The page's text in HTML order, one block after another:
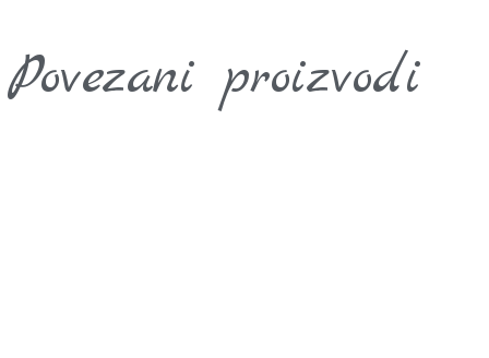
Povezani proizvodi